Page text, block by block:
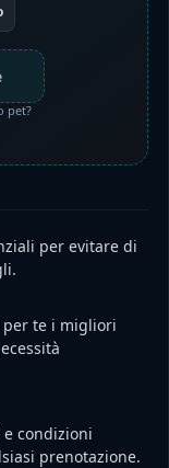
pet?
per evitare di
te i migliori
condizioni
prenotazione.